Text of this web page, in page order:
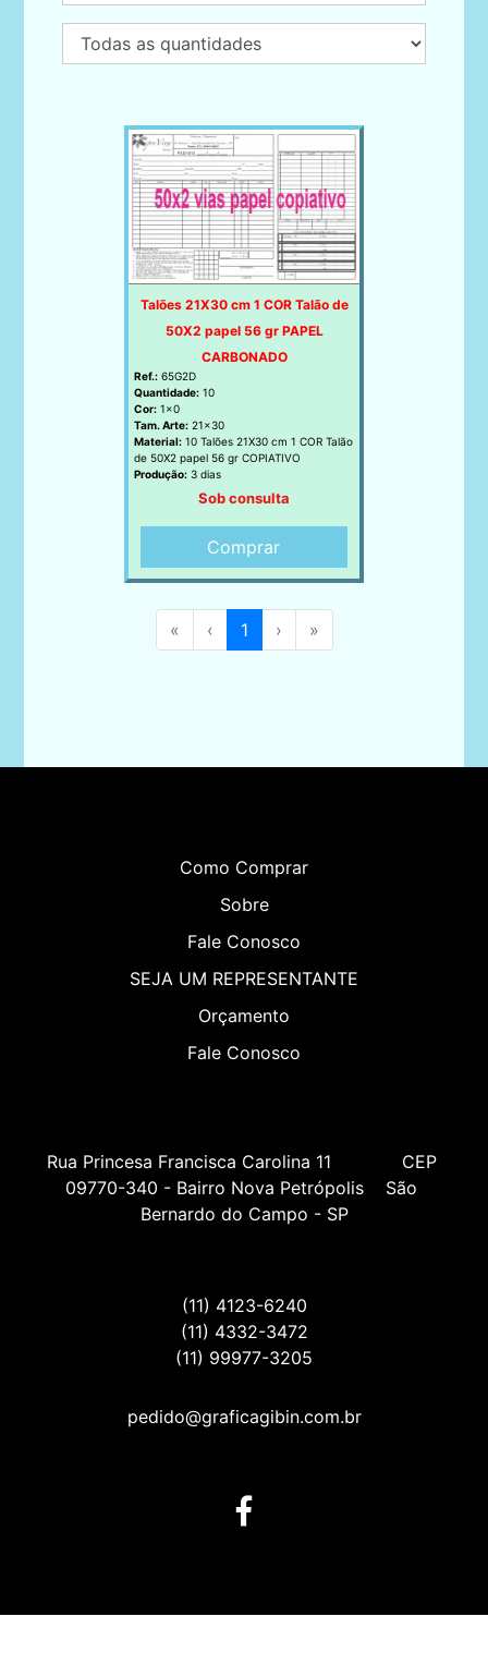
Talões 21X30 cm 1 COR Talão de
50X2 papel 56 gr PAPEL
CARBONADO
Ref.: 65G2D
Quantidade: 10
Cor: 1x0
Tam. Arte: 21x30
Material: 10 Talões 21X30 cm 1 COR Talão
de 50X2 papel 56 gr COPIATIVO
Produção: 3 dias
Sob consulta
Comprar
« ‹ 1 › »
Como Comprar
Sobre
Fale Conosco
SEJA UM REPRESENTANTE
Orçamento
Fale Conosco
Rua Princesa Francisca Carolina 11             CEP
09770-340 - Bairro Nova Petrópolis    São
Bernardo do Campo - SP
(11) 4123-6240
(11) 4332-3472
(11) 99977-3205
pedido@graficagibin.com.br